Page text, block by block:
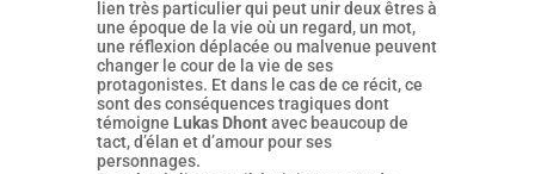
lien très particulier qui peut unir deux êtres à
une époque de la vie où un regard, un mot,
une réflexion déplacée ou malvenue peuvent
changer le cour de la vie de ses
protagonistes. Et dans le cas de ce récit, ce
sont des conséquences tragiques dont
témoigne Lukas Dhontavec beaucoup de
tact, d’élan et d’amour pour ses
personnages.